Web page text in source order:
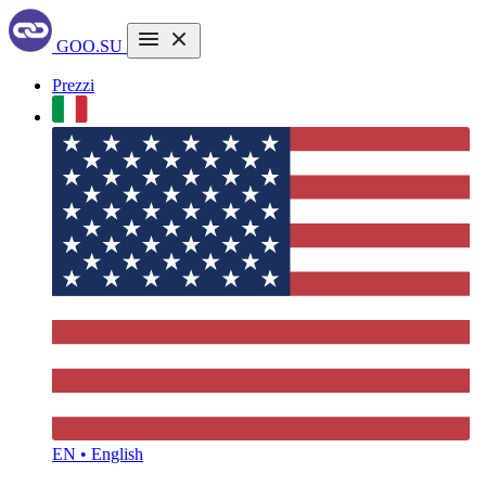
GOO.SU
Prezzi
EN • English